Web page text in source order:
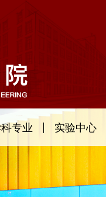
专业 实验中心